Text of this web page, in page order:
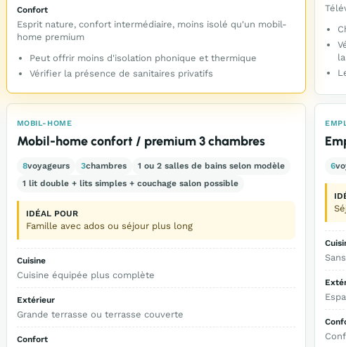
MOBIL-HOME
Mobil-home confort / premium 3 chambres
8voyageurs 3chambres
1 ou 2 salles de bains selon modèle
1 lit double + lits simples + couchage salon possible
IDÉAL POUR
Famille avec ados ou séjour plus long
Cuisine
Cuisine équipée plus complète
Extérieur
Grande terrasse ou terrasse couverte
Confort
Confort
Esprit nature, confort intermédiaire, moins isolé qu'un mobil-
home premium
Peut offrir moins d'isolation phonique et thermique
Vérifier la présence de sanitaires privatifs
6